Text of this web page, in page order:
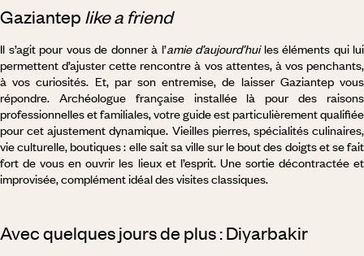
Gaziantep like a friend
Il s’agit pour vous de donner à l’amie d’aujourd’huiles éléments qui lui
permettent d’ajuster cette rencontre à vos attentes, à vos penchants,
à vos curiosités. Et, par son entremise, de laisser Gaziantep vous
répondre. Archéologue française installée là pour des raisons
professionnelles et familiales, votre guide est particulièrement qualifiée
pour cet ajustement dynamique. Vieilles pierres, spécialités culinaires,
vie culturelle, boutiques : elle sait sa ville sur le bout des doigts et se fait
fort de vous en ouvrir les lieux et l’esprit. Une sortie décontractée et
improvisée, complément idéal des visites classiques.
Avec quelques jours de plus : Diyarbakir